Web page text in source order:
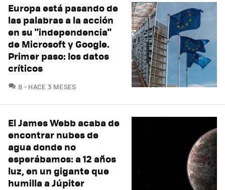
Europa está pasando de
las palabras a la acción
en su "independencia"
de Microsoft y Google.
Primer paso: los datos
críticos
8 COMENTARIOS
HACE 3 MESES
El James Webb acaba de
encontrar nubes de
agua donde no
esperábamos: a 12 años
luz, en un gigante que
humilla a Júpiter